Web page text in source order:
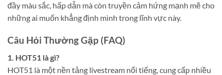
đầy màu sắc, hấp dẫn mà còn truyền cảm hứng mạnh mẽ cho
những ai muốn khẳng định mình trong lĩnh vực này.
Câu Hỏi Thường Gặp (FAQ)
1. HOT51 là gì?
HOT51 là một nền tảng livestream nổi tiếng, cung cấp nhiều